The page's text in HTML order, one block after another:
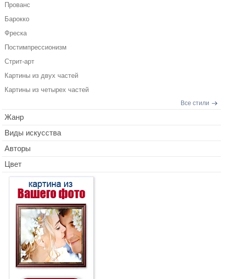
Прованс
Барокко
Фреска
Постимпрессионизм
Стрит-арт
Картины из двух частей
Картины из четырех частей
Все стили
Жанр
Виды искусства
Авторы
Цвет